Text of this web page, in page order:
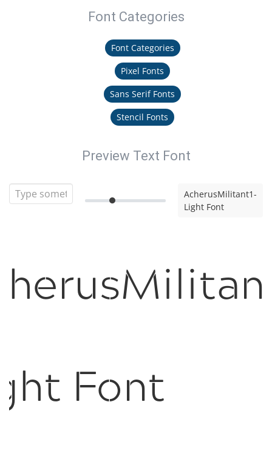
Font Categories
Font Categories
Pixel Fonts
Sans Serif Fonts
Stencil Fonts
Preview Text Font
AcherusMilitant1-
Light Font
Font